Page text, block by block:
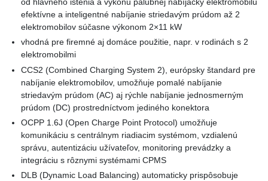
efektívne a inteligentné nabíjanie striedavým prúdom až 2
elektromobilov súčasne výkonom 2×11 kW
vhodná pre firemné aj domáce použitie, napr. v rodinách s 2
elektromobilmi
CCS2 (Combined Charging System 2), európsky štandard pre
nabíjanie elektromobilov, umožňuje pomalé nabíjanie
striedavým prúdom (AC) aj rýchle nabíjanie jednosmerným
prúdom (DC) prostredníctvom jediného konektora
OCPP 1.6J (Open Charge Point Protocol) umožňuje
komunikáciu s centrálnym riadiacim systémom, vzdialenú
správu, autentizáciu užívateľov, monitoring prevádzky a
integráciu s rôznymi systémami CPMS
DLB (Dynamic Load Balancing) automaticky prispôsobuje